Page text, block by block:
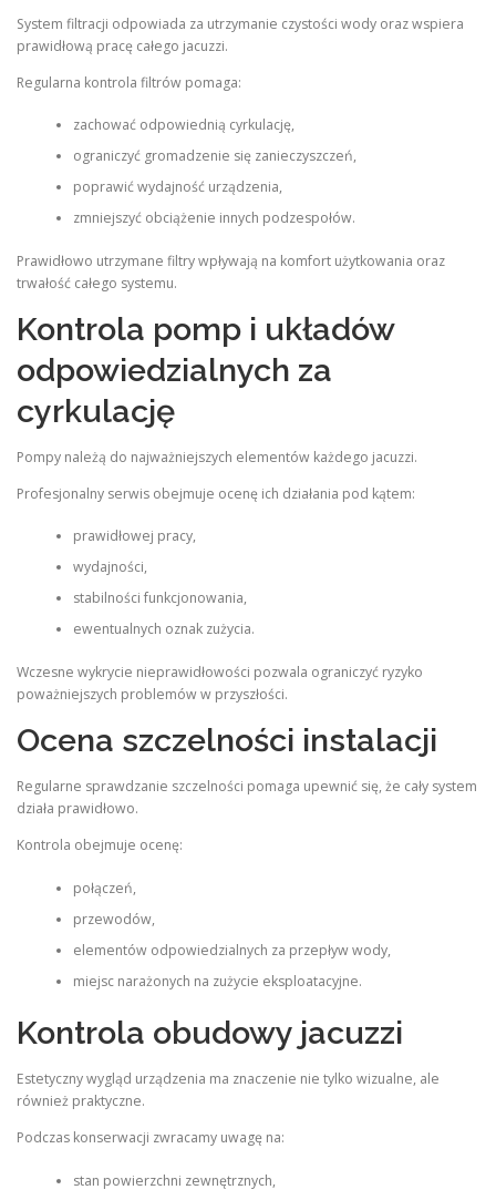
System filtracji odpowiada za utrzymanie czystości wody oraz wspiera
prawidłową pracę całego jacuzzi.
Regularna kontrola filtrów pomaga:
zachować odpowiednią cyrkulację,
ograniczyć gromadzenie się zanieczyszczeń,
poprawić wydajność urządzenia,
zmniejszyć obciążenie innych podzespołów.
Prawidłowo utrzymane filtry wpływają na komfort użytkowania oraz
trwałość całego systemu.
Kontrola pomp i układów
odpowiedzialnych za
cyrkulację
Pompy należą do najważniejszych elementów każdego jacuzzi.
Profesjonalny serwis obejmuje ocenę ich działania pod kątem:
prawidłowej pracy,
wydajności,
stabilności funkcjonowania,
ewentualnych oznak zużycia.
Wczesne wykrycie nieprawidłowości pozwala ograniczyć ryzyko
poważniejszych problemów w przyszłości.
Ocena szczelności instalacji
Regularne sprawdzanie szczelności pomaga upewnić się, że cały system
działa prawidłowo.
Kontrola obejmuje ocenę:
połączeń,
przewodów,
elementów odpowiedzialnych za przepływ wody,
miejsc narażonych na zużycie eksploatacyjne.
Kontrola obudowy jacuzzi
Estetyczny wygląd urządzenia ma znaczenie nie tylko wizualne, ale
również praktyczne.
Podczas konserwacji zwracamy uwagę na:
stan powierzchni zewnętrznych,